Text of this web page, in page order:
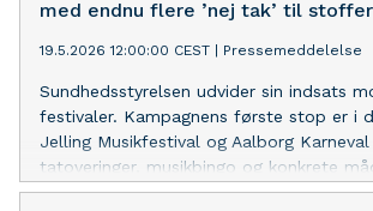
udarbejdet et fagligt oplæg til en national
danske sundhedslandskab.
med endnu flere ’nej tak’ til stoffer
19.5.2026 12:00:00 CEST Pressemeddelelse
Sundhedsstyrelsen udvider sin indsats
festivaler. Kampagnens første stop er i
Jelling Musikfestival og Aalborg
tatoveringer, musikbingo og konkrete
til stoffer på.